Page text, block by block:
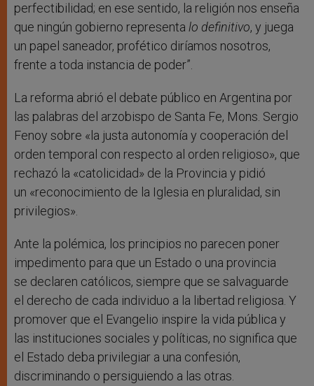
perfectibilidad; en ese sentido, la religión nos enseña
que ningún gobierno representa lo definitivo, y juega
un papel saneador, profético diríamos nosotros,
frente a toda instancia de poder”.
La reforma abrió el debate público en Argentina por
las palabras del arzobispo de Santa Fe, Mons. Sergio
Fenoy sobre «la justa autonomía y cooperación del
orden temporal con respecto al orden religioso», que
rechazó la «catolicidad» de la Provincia y pidió
un «reconocimiento de la Iglesia en pluralidad, sin
privilegios».
Ante la polémica, los principios no parecen poner
impedimento para que un Estado o una provincia
se declaren católicos, siempre que se salvaguarde
el derecho de cada individuo a la libertad religiosa. Y
promover que el Evangelio inspire la vida pública y
las instituciones sociales y políticas, no significa que
el Estado deba privilegiar a una confesión,
discriminando o persiguiendo a las otras.